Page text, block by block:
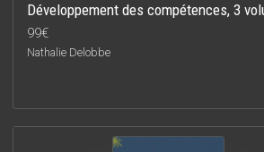
Développement des compétences, 3
99€
Nathalie Delobbe